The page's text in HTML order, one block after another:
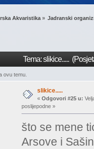
Akvaristika» Jadranski
Tema: slikice.....
ovu temu.
slikice.....
« Odgovori #25 u:
poslijepodne »
što se mene
Arsove i